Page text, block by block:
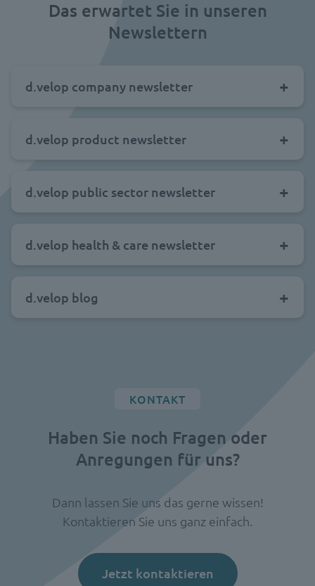
Das erwartet Sie in unseren
Newslettern
d.velop company newsletter
d.velop product newsletter
d.velop public sector newsletter
d.velop health & care newsletter
d.velop blog
KONTAKT
Haben Sie noch Fragen oder
Anregungen für uns?
Dann lassen Sie uns das gerne wissen!
Kontaktieren Sie uns ganz einfach.
Jetzt kontaktieren